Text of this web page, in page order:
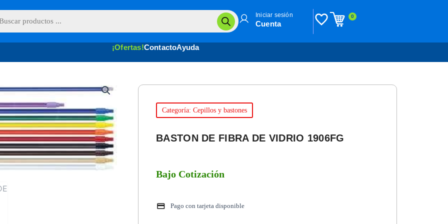
Iniciar sesión
Cuenta
0
¡Ofertas!ContactoAyuda
Categoría: Cepillos y bastones
BASTON DE FIBRA DE VIDRIO 1906FG
Bajo Cotización
Pago con tarjeta disponible